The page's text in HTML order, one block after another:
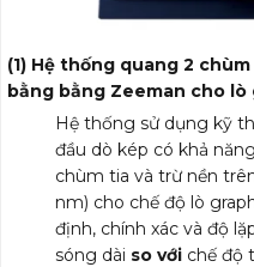
(1) Hệ thống quang 2
bằng bằng Zeeman cho lò
Hệ thống sử dụng kỹ
đầu dò kép có khả
chùm tia và trừ nền
nm) cho chế độ lò
định, chính xác và độ
sóng dài so với chế độ